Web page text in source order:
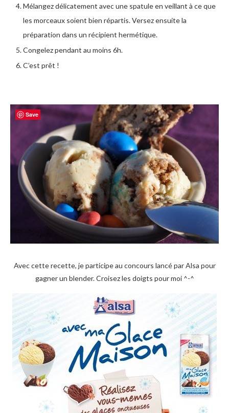
Mélangez délicatement avec une spatule en veillant à ce que
les morceaux soient bien répartis. Versez ensuite la
préparation dans un récipient hermétique.
Congelez pendant au moins 6h.
C’est prêt !
Avec cette recette, je participe au concours lancé par Alsa pour
gagner un blender. Croisez les doigts pour moi ^-^
Save